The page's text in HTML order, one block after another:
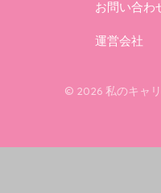
お問い合わ
運営会社
© 2026 私のキャ